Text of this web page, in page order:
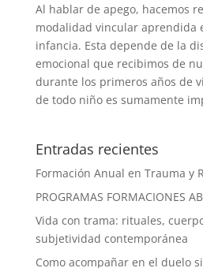
Al hablar de apego, hacemos
modalidad vincular aprendida
infancia. Esta depende de la
emocional que recibimos de
durante los primeros años de
de todo niño es sumamente
Entradas recientes
Formación Anual en Trauma y
PROGRAMAS FORMACIONES
Vida con trama: rituales,
subjetividad contemporánea
Como acompañar en el duelo